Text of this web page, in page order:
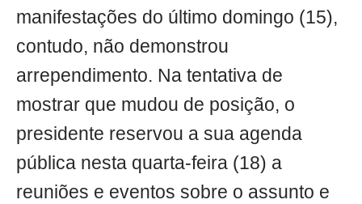
manifestações do último domingo (15),
contudo, não demonstrou
arrependimento. Na tentativa de
mostrar que mudou de posição, o
presidente reservou a sua agenda
pública nesta quarta-feira (18) a
reuniões e eventos sobre o assunto e